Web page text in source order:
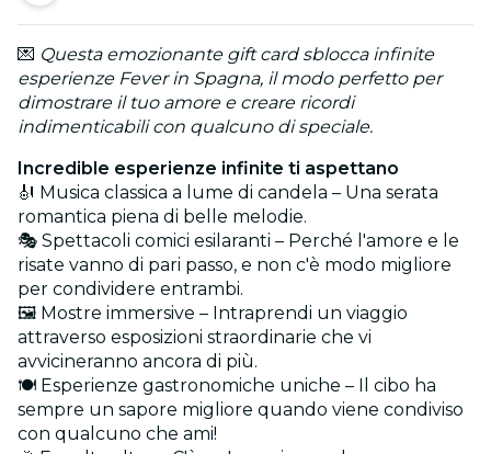
💌 Questa emozionante gift card sblocca infinite
esperienze Fever in Spagna, il modo perfetto per
dimostrare il tuo amore e creare ricordi
indimenticabili con qualcuno di speciale.
Incredible esperienze infinite ti aspettano
🎻 Musica classica a lume di candela – Una serata
romantica piena di belle melodie.
🎭 Spettacoli comici esilaranti – Perché l'amore e le
risate vanno di pari passo, e non c'è modo migliore
per condividere entrambi.
🖼️ Mostre immersive – Intraprendi un viaggio
attraverso esposizioni straordinarie che vi
avvicineranno ancora di più.
🍽️ Esperienze gastronomiche uniche – Il cibo ha
sempre un sapore migliore quando viene condiviso
con qualcuno che ami!